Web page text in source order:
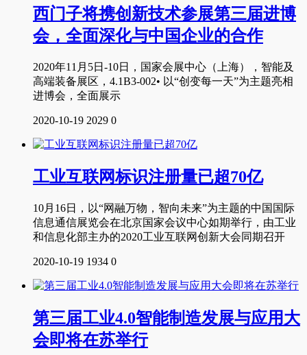
西门子将携创新技术参展第三届进博
会，全面深化与中国企业的合作
2020年11月5日-10日，国家会展中心（上海），智能及
高端装备展区，4.1B3-002• 以“创变每一天”为主题亮相
进博会，全面展示
2020-10-19 2029 0
工业互联网标识注册量已超70亿
10月16日，以“网融万物，智向未来”为主题的中国国际
信息通信展览会在北京国家会议中心如期举行，由工业
和信息化部主办的2020工业互联网创新大会同期召开
2020-10-19 1934 0
第三届工业4.0智能制造发展与应用大
会即将在苏举行